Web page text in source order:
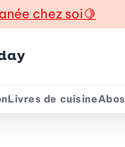
chez soi🍋
Livres de cuisineAbos